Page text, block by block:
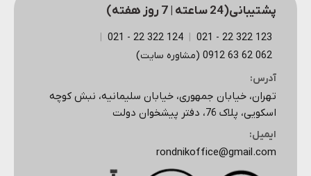
پشتیبانی(24 ساعته | 7 روز هفته)
123 322 22 - 021
124 322 22 - 021
062 62 63 0912 (مشاوره سایت)
آدرس:
تهران، خیابان جمهوری، خیابان سلیمانیه، نبش کوچه
اسکویی، پلاک 76، دفتر پیشخوان دولت
ایمیل:
rondnikoffice@gmail.com